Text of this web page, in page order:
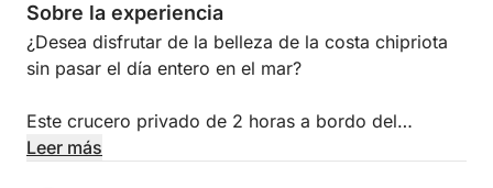
Sobre la experiencia
¿Desea disfrutar de la belleza de la costa chipriota
sin pasar el día entero en el mar?
Este crucero privado de 2 horas a bordo del
MEDITERRANEO III es una experiencia compacta
Leer más